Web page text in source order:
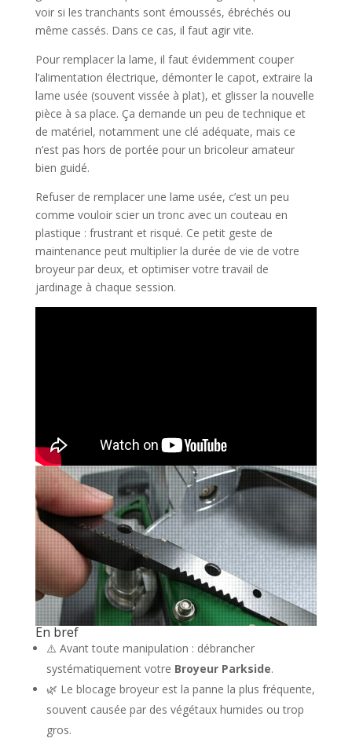
voir si les tranchants sont émoussés, ébréchés ou
même cassés. Dans ce cas, il faut agir vite.
Pour remplacer la lame, il faut évidemment couper
l’alimentation électrique, démonter le capot, extraire la
lame usée (souvent vissée à plat), et glisser la nouvelle
pièce à sa place. Ça demande un peu de technique et
de matériel, notamment une clé adéquate, mais ce
n’est pas hors de portée pour un bricoleur amateur
bien guidé.
Refuser de remplacer une lame usée, c’est un peu
comme vouloir scier un tronc avec un couteau en
plastique : frustrant et risqué. Ce petit geste de
maintenance peut multiplier la durée de vie de votre
broyeur par deux, et optimiser votre travail de
jardinage à chaque session.
En bref
⚠️ Avant toute manipulation : débrancher
systématiquement votre Broyeur Parkside.
🌿 Le blocage broyeur est la panne la plus fréquente,
souvent causée par des végétaux humides ou trop
gros.